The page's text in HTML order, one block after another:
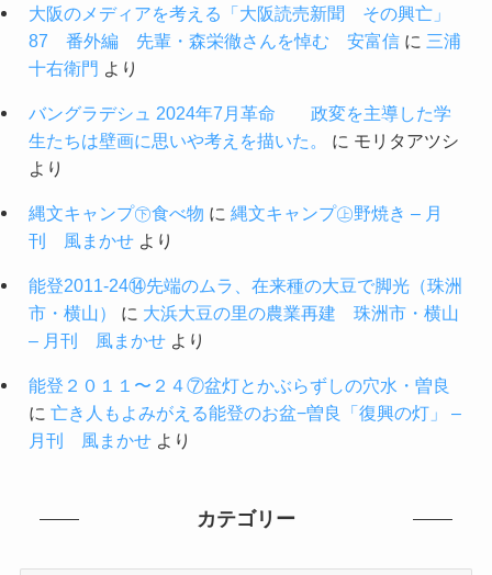
大阪のメディアを考える「大阪読売新聞 その興亡」
87 番外編 先輩・森栄徹さんを悼む 安富信に 三浦
十右衛門 より
バングラデシュ 2024年7月革命 政変を主導した学
生たちは壁画に思いや考えを描いた。
に モリタアツシ
より
縄文キャンプ㊦食べ物 に 縄文キャンプ㊤野焼き – 月
刊 風まかせより
能登2011-24⑭先端のムラ、在来種の大豆で脚光（珠洲
市・横山）
に 大浜大豆の里の農業再建 珠洲市・横山
– 月刊 風まかせより
能登２０１１〜２４⑦盆灯とかぶらずしの穴水・曽良
に 亡き人もよみがえる能登のお盆−曽良「復興の灯」 –
月刊 風まかせより
カテゴリー